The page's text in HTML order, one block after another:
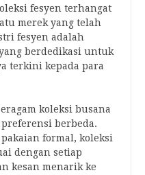
fesyen terhangat
merek yang telah
fesyen adalah
berdedikasi untuk
terkini kepada para
koleksi busana
berbeda.
formal, koleksi
dengan setiap
kesan menarik ke